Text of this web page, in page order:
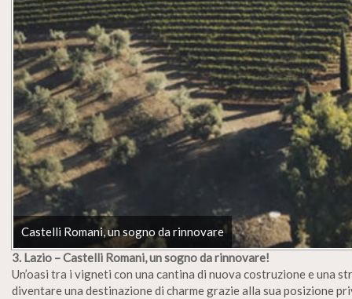
Castelli Romani, un sogno da rinnovare
3. Lazio – Castelli Romani, un sogno da rinnovare!
Un’oasi tra i vigneti con una cantina di nuova costruzione e una
diventare una destinazione di charme grazie alla sua posizione